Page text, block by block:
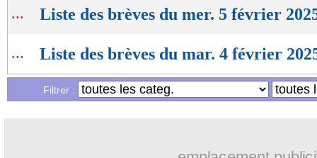
... Liste des brèves du mer. 5 février
... Liste des brèves du mar. 4 février
Filtrer :